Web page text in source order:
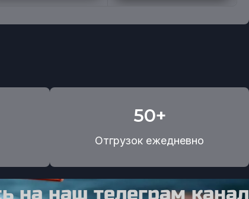
50+
Отгрузок ежедневно
на наш телеграм канал